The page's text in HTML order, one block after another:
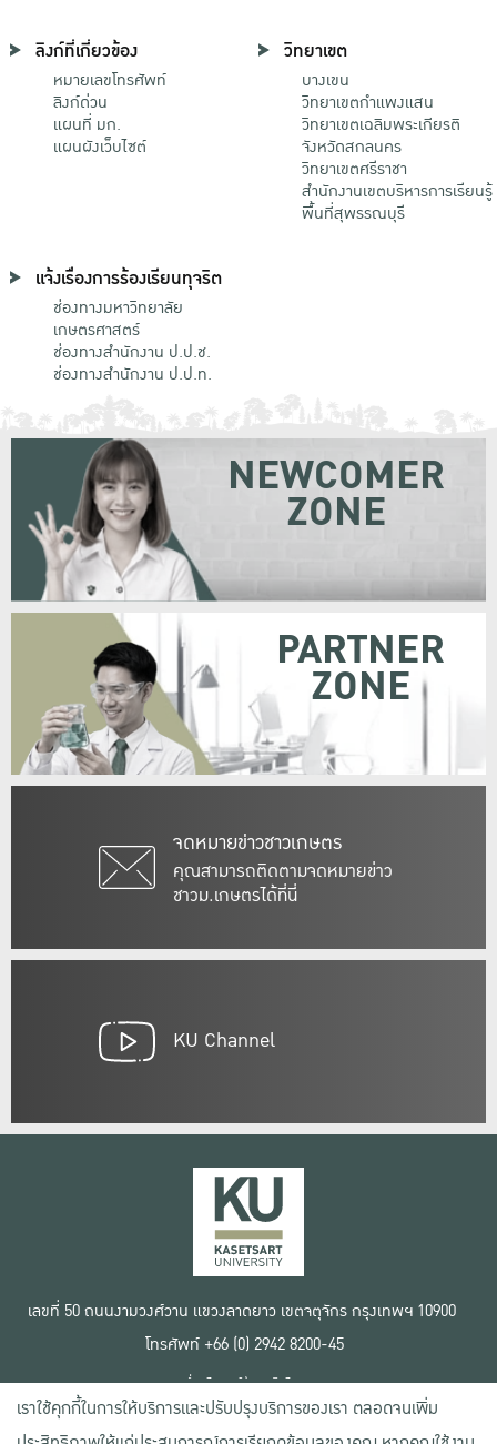
ลิงก์ที่เกี่ยวข้อง
หมายเลขโทรศัพท์
ลิงก์ด่วน
แผนที่ มก.
แผนผังเว็บไซต์
วิทยาเขต
บางเขน
วิทยาเขตกําแพงแสน
วิทยาเขตเฉลิมพระเกียรติ
จังหวัดสกลนคร
วิทยาเขตศรีราชา
สำนักงานเขตบริหารการเรียนรู้
พื้นที่สุพรรณบุรี
แจ้งเรื่องการร้องเรียนทุจริต
ช่องทางมหาวิทยาลัย
เกษตรศาสตร์
ช่องทางสำนักงาน ป.ป.ช.
ช่องทางสำนักงาน ป.ป.ท.
จดหมายข่าวชาวเกษตร
คุณสามารถติดตามจดหมายข่าว
ชาวม.เกษตรได้ที่นี่
NEWCOMER
ZONE
PARTNER
ZONE
KU Channel
เลขที่ 50 ถนนงามวงศ์วาน แขวงลาดยาว เขตจตุจักร กรุงเทพฯ 10900
โทรศัพท์ +66 (0) 2942 8200-45
เงื่อนไขการใช้งานเว็บไซต์
ข้อตกลงด้านสิทธิ์ใช้งาน
นโยบายความเป็นส่วนตัว
เราใช้คุกกี้ในการให้บริการและปรับปรุงบริการของเรา ตลอดจนเพิ่ม